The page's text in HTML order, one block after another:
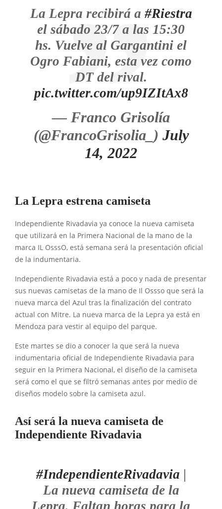
La Lepra recibirá a #Riestra
el sábado 23/7 a las 15:30
hs. Vuelve al Gargantini el
Ogro Fabiani, esta vez como
DT del rival.
pic.twitter.com/up9IZItAx8
— Franco Grisolía
(@FrancoGrisolia_) July
14, 2022
La Lepra estrena camiseta
Independiente Rivadavia ya conoce la nueva camiseta
que utilizará en la Primera Nacional de la mano de la
marca IL OsssO, está semana será la presentación oficial
de la indumentaria.
Independiente Rivadavia está a poco y nada de presentar
sus nuevas camisetas de la mano de Il Ossso que será la
nueva marca del Azul tras la finalización del contrato
actual con Mitre. La nueva marca de la Lepra ya está en
Mendoza para vestir al equipo del parque.
Este martes se dio a conocer la que será la nueva
indumentaria oficial de Independiente Rivadavia para
seguir en la Primera Nacional, el diseño de la camiseta
será como el que se filtró semanas antes por medio de
diseños modelo sobre la camiseta azul.
Así será la nueva camiseta de
Independiente Rivadavia
#IndependienteRivadavia |
La nueva camiseta de la